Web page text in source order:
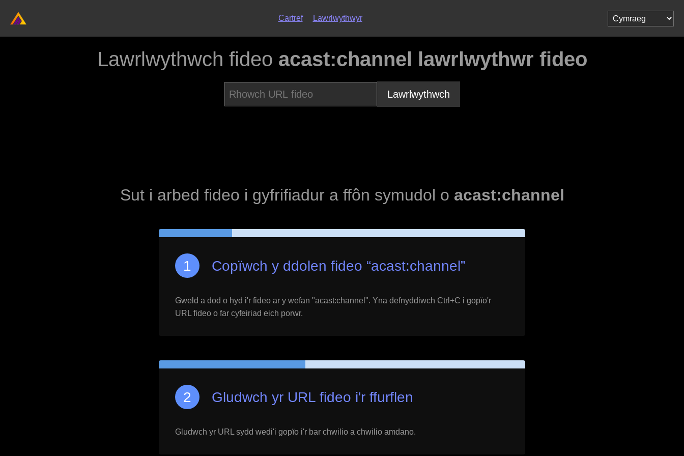
Cartref Lawrlwythwyr
Lawrlwythwch fideo acast:channel lawrlwythwr fideo
Lawrlwythwch
Sut i arbed fideo i gyfrifiadur a ffôn symudol o acast:channel
Copïwch y ddolen fideo “acast:channel”
Gweld a dod o hyd i'r fideo ar y wefan "acast:channel ". Yna defnyddiwch Ctrl+C i gopïo'r
URL fideo o far cyfeiriad eich porwr.
Gludwch yr URL fideo i'r ffurflen
Gludwch yr URL sydd wedi'i gopïo i'r bar chwilio a chwilio amdano.